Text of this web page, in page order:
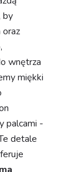
-
detale